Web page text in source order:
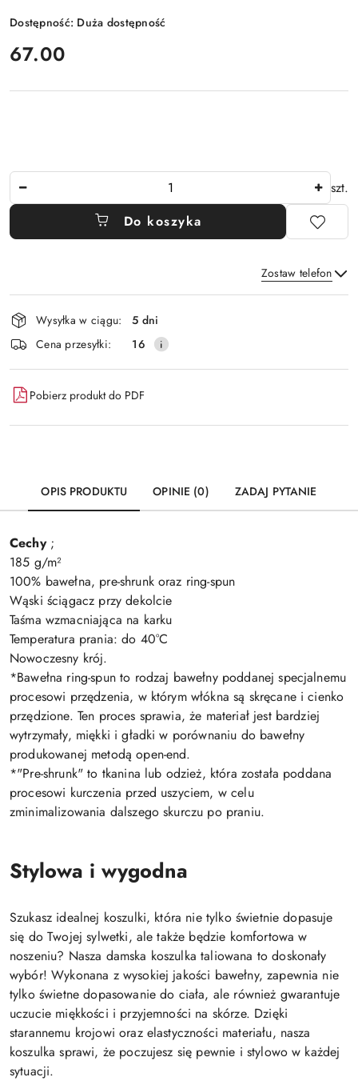
Dostępność: Duża dostępność
cena:
67.00
szt.
Do koszyka
Zostaw telefon
Wyślij
Dostępność
i
dostawa
Wysyłka w ciągu:
5 dni
Cena przesyłki:
16
Pobierz produkt do PDF
OPIS PRODUKTU OPINIE (0) ZADAJ PYTANIE
Cechy ;
185 g/m²
100% bawełna, pre-shrunk oraz ring-spun
Wąski ściągacz przy dekolcie
Taśma wzmacniająca na karku
Temperatura prania: do 40°C
Nowoczesny krój.
*Bawełna ring-spun to rodzaj bawełny poddanej specjalnemu
procesowi przędzenia, w którym włókna są skręcane i cienko
przędzione. Ten proces sprawia, że materiał jest bardziej
wytrzymały, miękki i gładki w porównaniu do bawełny
produkowanej metodą open-end.
*"Pre-shrunk" to tkanina lub odzież, która została poddana
procesowi kurczenia przed uszyciem, w celu
zminimalizowania dalszego skurczu po praniu.
Stylowa i wygodna
Szukasz idealnej koszulki, która nie tylko świetnie dopasuje
się do Twojej sylwetki, ale także będzie komfortowa w
noszeniu? Nasza damska koszulka taliowana to doskonały
wybór! Wykonana z wysokiej jakości bawełny, zapewnia nie
tylko świetne dopasowanie do ciała, ale również gwarantuje
uczucie miękkości i przyjemności na skórze. Dzięki
starannemu krojowi oraz elastyczności materiału, nasza
koszulka sprawi, że poczujesz się pewnie i stylowo w każdej
sytuacji.